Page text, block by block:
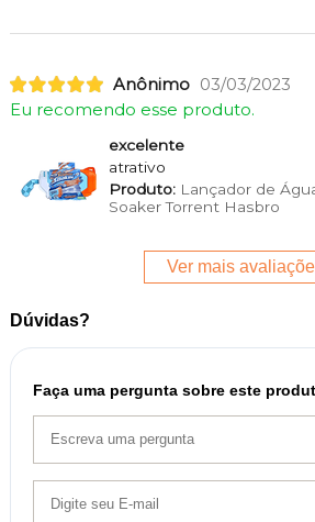
Anônimo 03/03/2023
Eu recomendo esse produto.
excelente
atrativo
Produto:Lançador de
Soaker Torrent Hasbro
Ver mais
Dúvidas?
Faça uma pergunta sobre este